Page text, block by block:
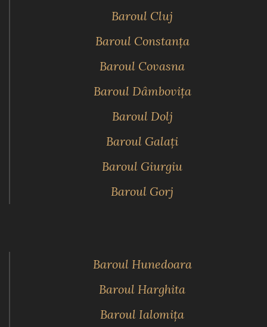
Baroul Cluj
Baroul Constanţa
Baroul Covasna
Baroul Dâmboviţa
Baroul Dolj
Baroul Galaţi
Baroul Giurgiu
Baroul Gorj
Baroul Hunedoara
Baroul Harghita
Baroul Ialomiţa